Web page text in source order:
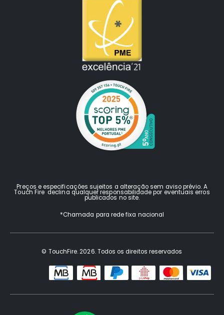
Preços e especificações sujeitos a alteração sem aviso prévio. A
Touch Fire declina qualquer responsabilidade por eventuais erros
publicados no site.
*Chamada para rede fixa nacional
© TouchFire. 2026. Todos os direitos reservados